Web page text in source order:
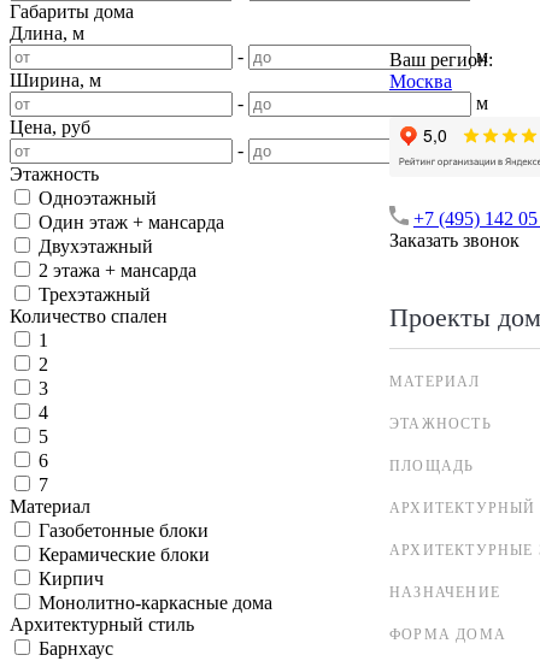
Ваш регион:
Москва
+7 (495) 142
Заказать звонок
Проекты
МАТЕРИАЛ
ЭТАЖНОСТЬ
ПЛОЩАДЬ
АРХИТЕКТУРНЫЙ
АРХИТЕКТУРНЫЕ
НАЗНАЧЕНИЕ
ФОРМА ДОМА
Габариты дома
Длина, м
-
м
Ширина, м
-
м
Цена, руб
-
Этажность
Одноэтажный
Один этаж + мансарда
Двухэтажный
2 этажа + мансарда
Трехэтажный
Количество спален
1
2
3
4
5
6
7
Материал
Газобетонные блоки
Керамические блоки
Кирпич
Монолитно-каркасные дома
Архитектурный стиль
Барнхаус